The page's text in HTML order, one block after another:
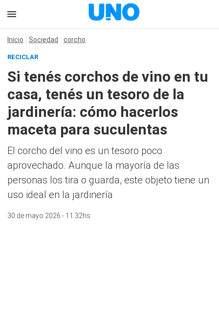
Inicio Sociedad corcho
RECICLAR
Si tenés corchos de vino en tu
casa, tenés un tesoro de la
jardinería: cómo hacerlos
maceta para suculentas
El corcho del vino es un tesoro poco
aprovechado. Aunque la mayoría de las
personas los tira o guarda, este objeto tiene un
uso ideal en la jardinería
30 de mayo 2026 - 11:32hs